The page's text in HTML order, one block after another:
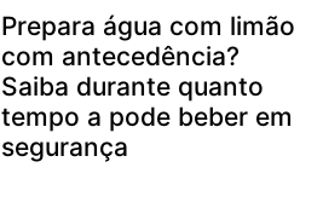
Prepara água com limão
com antecedência?
Saiba durante quanto
tempo a pode beber em
segurança